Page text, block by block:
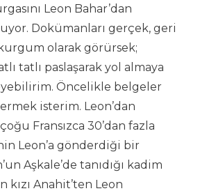
Leon Bahar’dan
Dokümanları gerçek, geri
olarak görürsek;
tatlı paslaşarak yol almaya
Öncelikle belgeler
isterim. Leon’dan
Fransızca 30’dan fazla
Leon’a gönderdiği bir
Aşkale’de tanıdığı kadim
kızı Anahit’ten Leon